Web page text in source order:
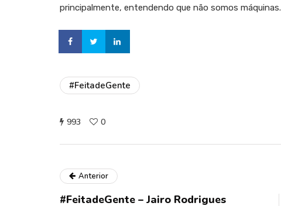
principalmente, entendendo que não somos máquinas.
#FeitadeGente
993 0
Anterior
#FeitadeGente – Jairo Rodrigues